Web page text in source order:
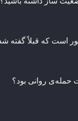
است که قبلاً گفته
حمله‌ی روانی بود؟